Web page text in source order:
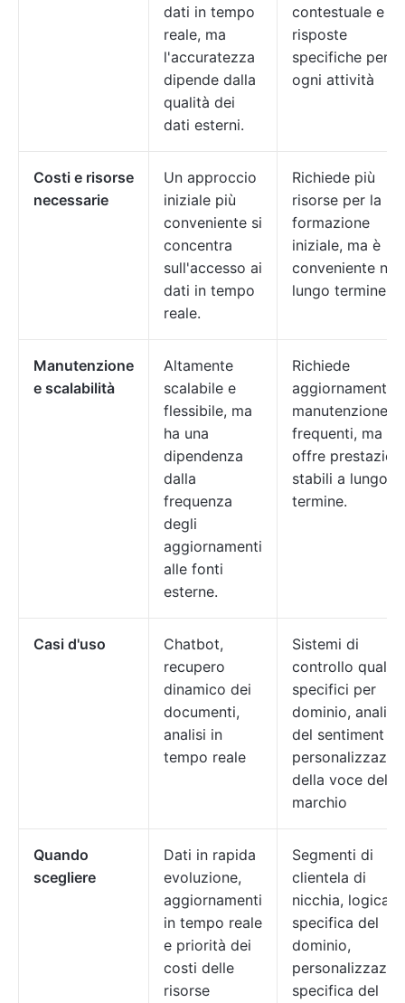
dati in tempo
reale, ma
l'accuratezza
dipende dalla
qualità dei
dati esterni.
contestuale e le
risposte
specifiche per
ogni attività
Costi e risorse
necessarie
Un approccio
iniziale più
conveniente si
concentra
sull'accesso ai
dati in tempo
reale.
Richiede più
risorse per la
formazione
iniziale, ma è
conveniente nel
lungo termine.
Manutenzione
e scalabilità
Altamente
scalabile e
flessibile, ma
ha una
dipendenza
dalla
frequenza
degli
aggiornamenti
alle fonti
esterne.
Richiede
aggiornamenti e
manutenzione
frequenti, ma
offre prestazioni
stabili a lungo
termine.
Casi d'uso
Chatbot,
recupero
dinamico dei
documenti,
analisi in
tempo reale
Sistemi di
controllo qualità
specifici per
dominio, analisi
del sentiment e
della voce del
marchio
Quando
scegliere
Dati in rapida
evoluzione,
aggiornamenti
in tempo reale
e priorità dei
costi delle
risorse
Segmenti di
clientela di
nicchia, logica
specifica del
dominio,
specifica del